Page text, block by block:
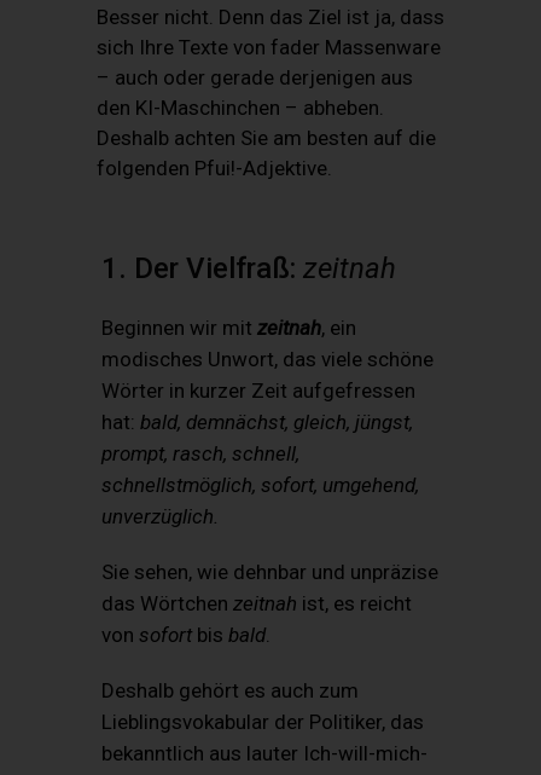
Besser nicht. Denn das Ziel ist ja, dass
sich Ihre Texte von fader Massenware
– auch oder gerade derjenigen aus
den KI-Maschinchen – abheben.
Deshalb achten Sie am besten auf die
folgenden Pfui!-Adjektive.
1. Der Vielfraß: zeitnah
Beginnen wir mit zeitnah, ein
modisches Unwort, das viele schöne
Wörter in kurzer Zeit aufgefressen
hat: bald, demnächst, gleich, jüngst,
prompt, rasch, schnell,
schnellstmöglich, sofort, umgehend,
unverzüglich.
Sie sehen, wie dehnbar und unpräzise
das Wörtchen zeitnah ist, es reicht
von sofort bis bald
Deshalb gehört es auch zum
Lieblingsvokabular der Politiker, das
bekanntlich aus lauter Ich-will-mich-